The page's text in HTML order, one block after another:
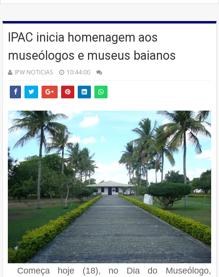
IPAC inicia homenagem aos
museólogos e museus baianos
IPW NOTICIAS 10:44:00
Começa hoje (18), no Dia do Museólogo,